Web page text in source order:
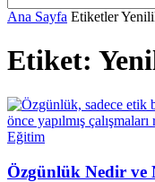
Ana Sayfa Etiketler
Etiket:
Eğitim
Özgünlük Nedir ve